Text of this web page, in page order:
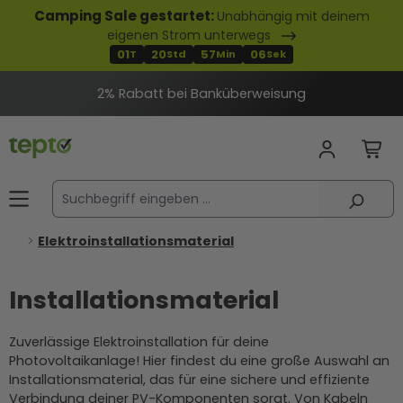
springen
Camping Sale gestartet: Unabhängig mit deinem
eigenen Strom unterwegs
01T 20Std 57Min 05Sek
2% Rabatt bei Banküberweisung
Elektroinstallationsmaterial
Installationsmaterial
Zuverlässige Elektroinstallation für deine
Photovoltaikanlage! Hier findest du eine große Auswahl an
Installationsmaterial, das für eine sichere und effiziente
Verbindung deiner PV-Komponenten sorgt. Von Kabeln